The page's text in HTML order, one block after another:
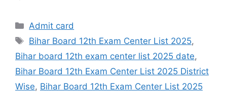
Categories
Admit card
Tags
Bihar Board 12th Exam Center List 2025,
Bihar board 12th exam center list 2025 date,
Bihar Board 12th Exam Center List 2025 District
Wise, Bihar Board 12th Exam Center List 2025